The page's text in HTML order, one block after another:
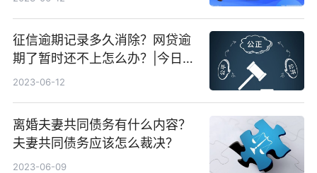
征信逾期记录多久消除？网贷逾
期了暂时还不上怎么办？|今日快
看
2023-06-12
离婚夫妻共同债务有什么内容？
夫妻共同债务应该怎么裁决？
2023-06-09